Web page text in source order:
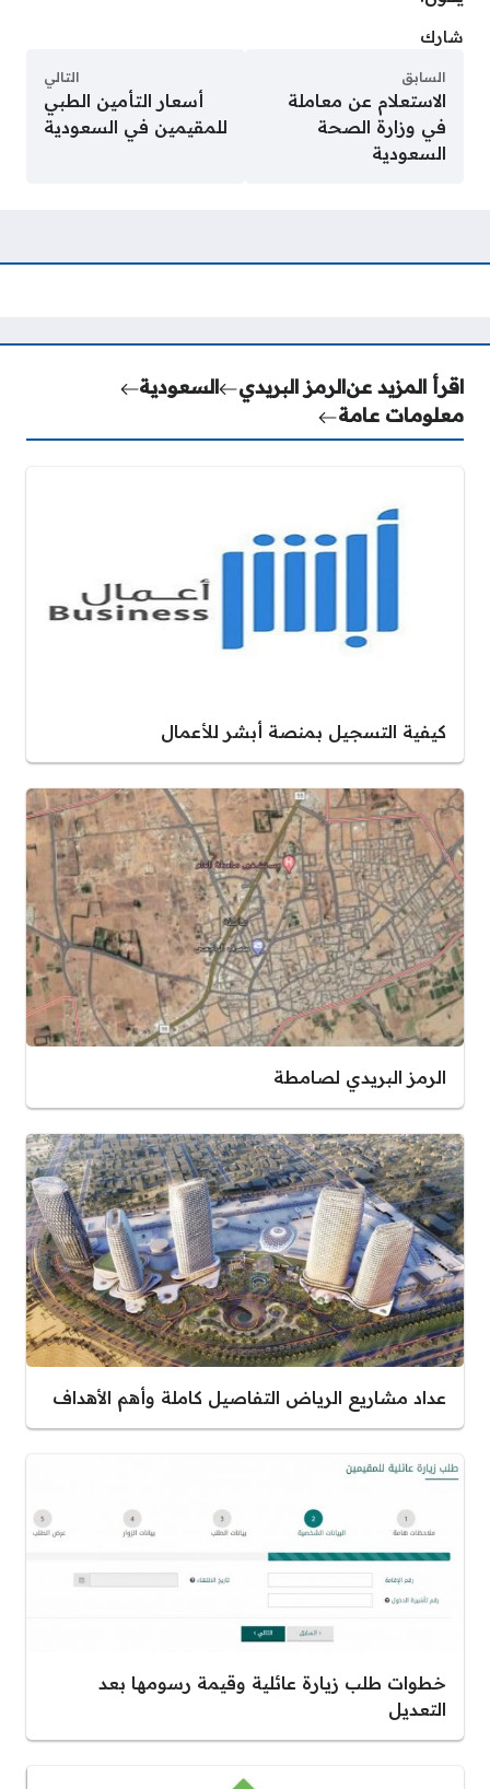
شارك
السابق
الاستعلام عن معاملة
في وزارة الصحة
السعودية
التالي
أسعار التأمين الطبي
للمقيمين في السعودية
اقرأ المزيد عنالرمز البريدي
السعودية
معلومات عامة
كيفية التسجيل بمنصة أبشر للأعمال
الرمز البريدي لصامطة
عداد مشاريع الرياض التفاصيل كاملة وأهم الأهداف
خطوات طلب زيارة عائلية وقيمة رسومها بعد
التعديل